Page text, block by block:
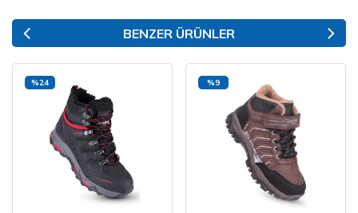
BENZER ÜRÜNLER
%24 %9